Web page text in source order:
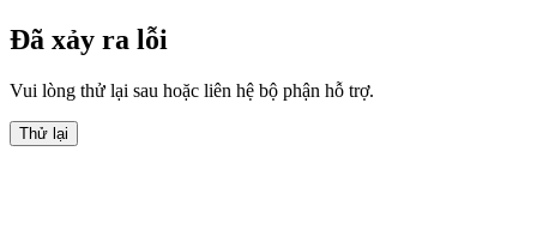
Đã xảy ra lỗi
Vui lòng thử lại sau hoặc liên hệ bộ phận hỗ trợ.
Thử lại